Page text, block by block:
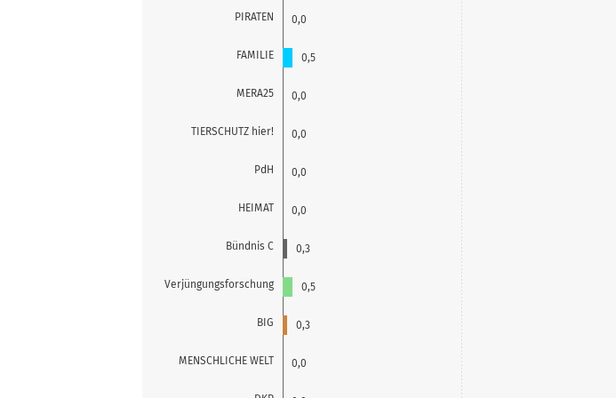
PIRATEN
FAMILIE
MERA25
TIERSCHUTZ hier!
PdH
HEIMAT
Bündnis C
Verjüngungsforschung
BIG
MENSCHLICHE WELT
0,0
0,5
0,0
0,0
0,0
0,0
0,3
0,5
0,3
0,0